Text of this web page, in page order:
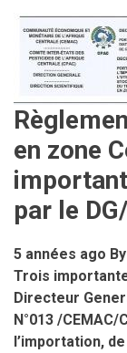
Image
en zone
par le
5 années ago By
Trois
Directeur
N°013 /
l’importation,